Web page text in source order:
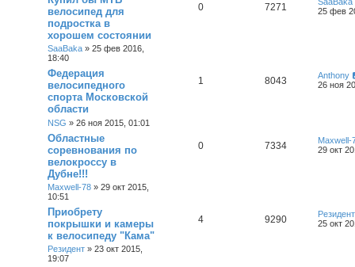
велосипед для
подростка в
хорошем состоянии
SaaBaka » 25 фев 2016,
18:40
0 7271
25 фев
Федерация
велосипедного
спорта Московской
области
NSG » 26 ноя 2015, 01:01
1 8043
Anthony
26 ноя
Областные
соревнования по
велокроссу в
Дубне!!!
Maxwell-78 » 29 окт 2015,
10:51
0 7334
Maxwell-
29 окт
Приобрету
покрышки и камеры
к велосипеду "Кама"
Резидент » 23 окт 2015,
19:07
4 9290
Резидент
25 окт